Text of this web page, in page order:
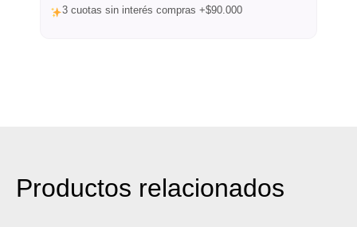
3 cuotas sin interés compras +$90.000
Productos relacionados